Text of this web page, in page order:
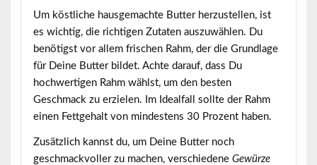
Um köstliche hausgemachte Butter herzustellen, ist
es wichtig, die richtigen Zutaten auszuwählen. Du
benötigst vor allem frischen Rahm, der die Grundlage
für Deine Butter bildet. Achte darauf, dass Du
hochwertigen Rahm wählst, um den besten
Geschmack zu erzielen. Im Idealfall sollte der Rahm
einen Fettgehalt von mindestens 30 Prozenthaben.
Zusätzlich kannst du, um Deine Butter noch
geschmackvoller zu machen, verschiedene Gewürze